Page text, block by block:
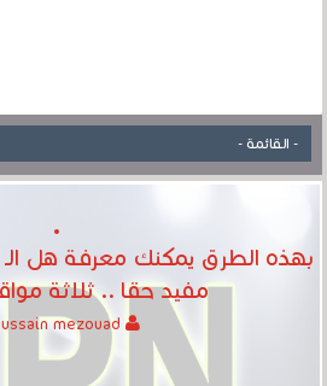
مفيد حقا .. ثلاثة